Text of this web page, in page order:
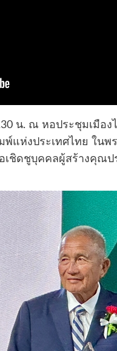
น. ณ หอประชุมเมือ
แห่งประเทศไทย ในพ
เชิดชูบุคคลผู้สร้างคุณ